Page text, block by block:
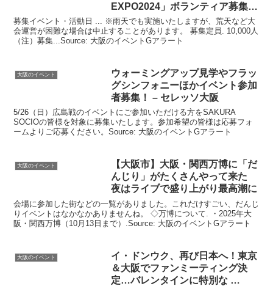
EXPO2024」ボランティア募集開
始！ – 山崎 …
募集イベント・活動日 ... ※雨天でも実施いたしますが、荒天など大
会運営が困難な場合は中止することがあります。 募集定員. 10,000人
（注）募集...Source: 大阪のイベントGアラート
大阪のイベント
ウォーミングアップ見学やフラッ
グシンフォニーほかイベント参加
者募集！ – セレッソ大阪
5/26（日）広島戦のイベントにご参加いただける方をSAKURA
SOCIOの皆様を対象に募集いたします。参加希望の皆様は応募フォ
ームよりご応募ください。Source: 大阪のイベントGアラート
大阪のイベント 【大阪市】 大阪 ・関西万博に「だ
んじり」がたくさんやって来た
夜はライブで盛り上がり最高潮に
会場に参加した街などの一覧がありました。これだけすごい、だんじ
りイベントはなかなかありませんね。 ◇万博について. ・2025年大
阪・関西万博（10月13日まで）.Source: 大阪のイベントGアラート
大阪のイベント
イ・ドンウク、再び日本へ！東京
＆大阪でファンミーティング決
定…バレンタインに特別な …